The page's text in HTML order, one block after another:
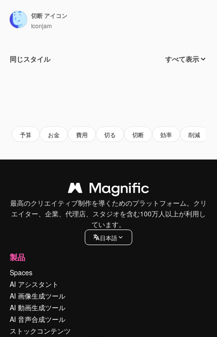
切断 アイコン
Iconjam
同じスタイル すべて表示
予算 お金 費用 切る 切断 効率 削減
最高のクリエイティブ制作を導くためのプラットフォーム。クリ
エイター、企業、代理店、スタジオを含む100万人以上が利用し
ています。
日本語
製品
Spaces
AI アシスタント
AI 画像生成ツール
AI 動画生成ツール
AI 音声合成ツール
ストックコンテンツ